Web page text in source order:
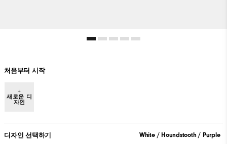
처음부터 시작
+
새로운 디
자인
디자인 선택하기 White / Houndstooth / Purple